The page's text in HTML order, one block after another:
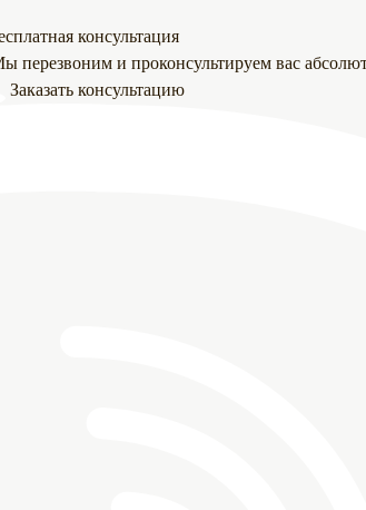
консультация
перезвоним и проконсультируем вас
Заказать консультацию